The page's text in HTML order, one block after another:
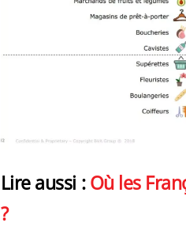
Lire aussi :Où les
?